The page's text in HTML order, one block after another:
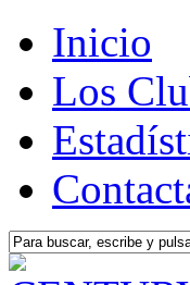
Inicio
Los